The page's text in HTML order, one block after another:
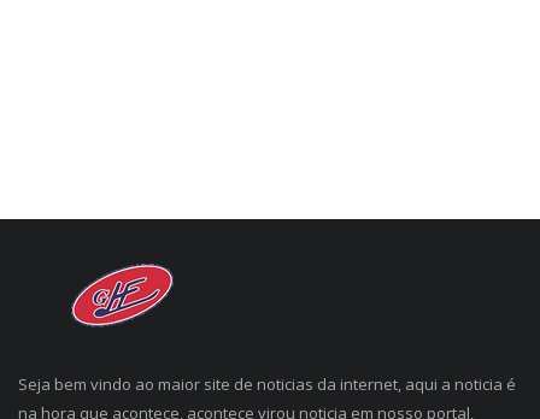
Seja bem vindo ao maior site de noticias da internet, aqui a noticia é
na hora que acontece, acontece virou noticia em nosso portal,